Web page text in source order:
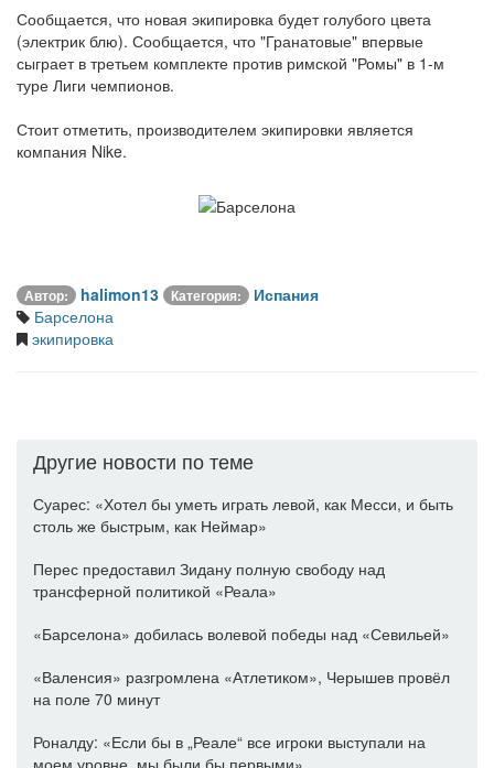
Сообщается, что новая экипировка будет голубого цвета
(электрик блю). Сообщается, что "Гранатовые" впервые
сыграет в третьем комплекте против римской "Ромы" в 1-м
туре Лиги чемпионов.
Стоит отметить, производителем экипировки является
компания Nike.
Автор: halimon13 Категория:
Испания
Барселона
экипировка
Другие новости по теме
Суарес: «Хотел бы уметь играть левой, как Месси, и быть
столь же быстрым, как Неймар»
Перес предоставил Зидану полную свободу над
трансферной политикой «Реала»
«Барселона» добилась волевой победы над «Севильей»
«Валенсия» разгромлена «Атлетиком», Черышев провёл
на поле 70 минут
Роналду: «Если бы в „Реале“ все игроки выступали на
моем уровне, мы были бы первыми»